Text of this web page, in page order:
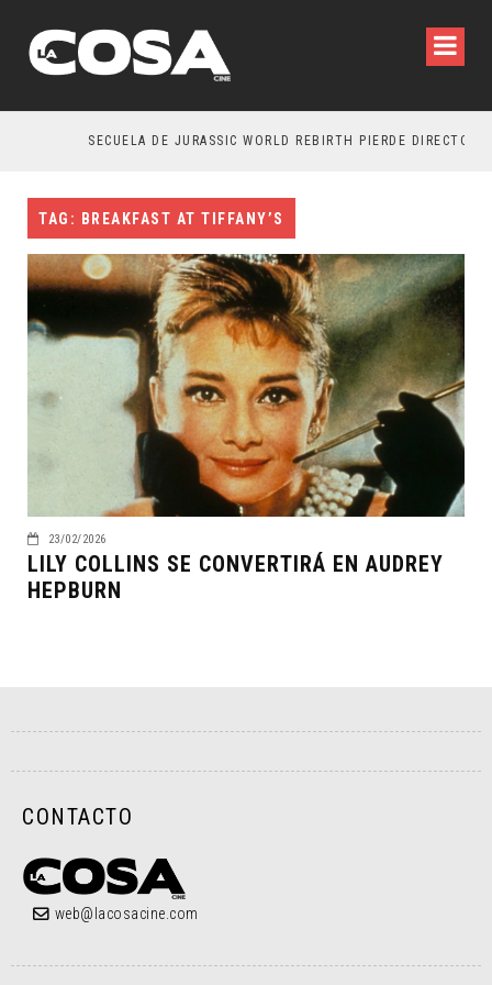
SECUELA DE JURASSIC WORLD REBIRTH PIERDE DIRECTOR
TAG: BREAKFAST AT TIFFANY’S
23/02/2026
LILY COLLINS SE CONVERTIRÁ EN AUDREY
HEPBURN
CONTACTO
web@lacosacine.com